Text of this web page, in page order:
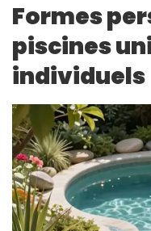
Formes
piscines
individuels